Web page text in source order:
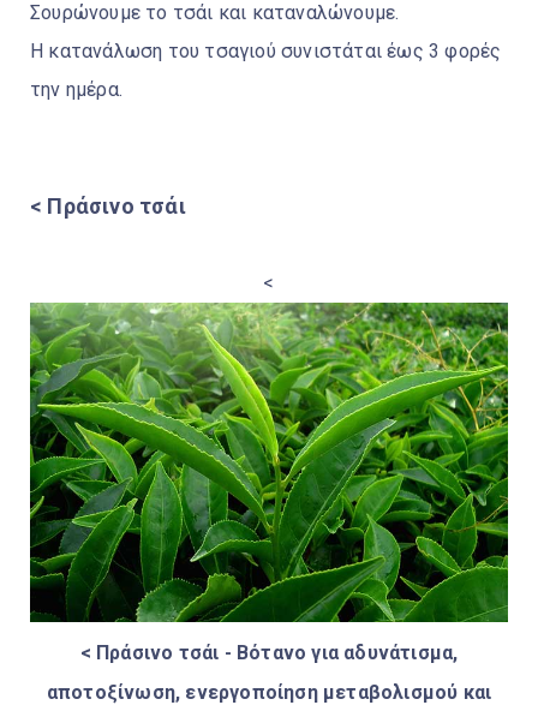
Σουρώνουμε το τσάι και καταναλώνουμε.
Η κατανάλωση του τσαγιού συνιστάται έως 3 φορές
την ημέρα.
< Πράσινο τσάι
<
< Πράσινο τσάι - Βότανο για αδυνάτισμα,
αποτοξίνωση, ενεργοποίηση μεταβολισμού και